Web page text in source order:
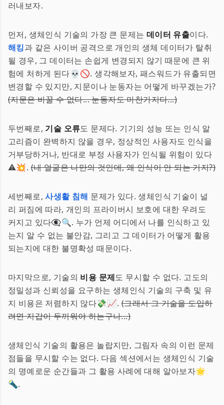
러내보자.
먼저, 생체인식 기술의 가장 큰 문제는 데이터 유출이다.
해킹과 같은 사이버 공격으로 개인의 생체 데이터가 탈취
될 경우, 그 데이터는 손쉽게 변경되지 않기 때문에 큰 위
험에 처하게 된다💀🚫. 생각해보자, 패스워드가 유출되면
변경할 수 있지만, 지문이나 눈동자는 어떻게 바꾸겠는가?
(지문은 바꿀 수 없다... 눈동자도 마찬가지다...)
두번째로, 기술 오류도 문제다. 기기의 성능 또는 인식 알
고리즘이 완벽하지 않을 경우, 정상적인 사용자도 인식을
거부당하거나, 반대로 부정 사용자가 인식될 위험이 있다
⚠️💥.(내 얼굴은 나만의 것인데, 왜 인식이 안 되는 거지?)
세번째로,사생활 침해 문제가 있다. 생체인식 기술이 널
리 퍼짐에 따라, 개인의 프라이버시 보호에 대한 우려도
커지고 있다👁️‍🗨️🔍. 누가 언제 어디에서 나를 인식하고 있
는지 알 수 없는 불안감, 그리고 그 데이터가 어떻게 활용
되는지에 대한 불명확성 때문이다.
마지막으로, 기술의 비용 문제도 무시할 수 없다. 고도의
정밀성과 신뢰성을 요구하는 생체인식 기술의 구축 및 유
지 비용은 저렴하지 않다💸📈.(그래서 그 기술을 도입하
려면 지갑이 두꺼워야 하는구나...)
생체인식 기술의 활용은 놀랍지만, 그림자 속의 이런 문제
점들을 무시할 수는 없다. 다음 섹션에서는 생체인식 기술
의 명예로운 순간들과 그 활용 사례에 대해 알아보자🌟
🔦.